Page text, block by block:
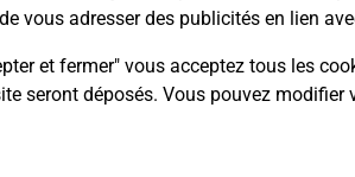
vous adresser des publicités en lien
et fermer" vous acceptez tous les
seront déposés. Vous pouvez